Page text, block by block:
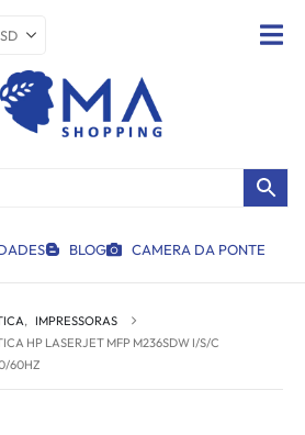
BLOG CAMERA DA PONTE
, IMPRESSORAS
HP LASERJET MFP M236SDW I/S/C
60HZ